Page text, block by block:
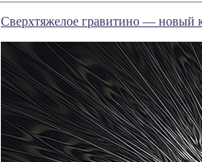
Сверхтяжелое гравитино — новый